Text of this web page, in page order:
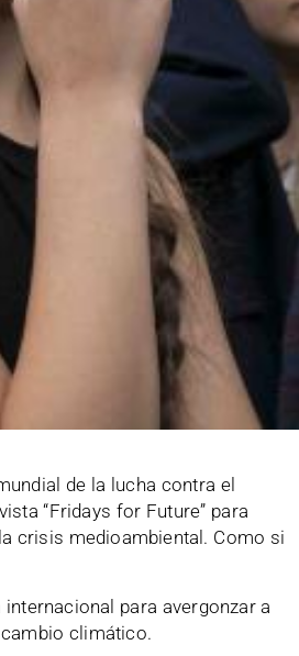
de la lucha contra el
“Fridays for Future” para
crisis medioambiental. Como si
para avergonzar a
climático.